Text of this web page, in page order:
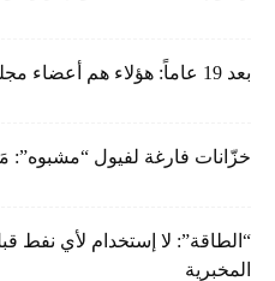
بعد 19 عاماً: هؤلاء هم أعضاء مجلس إدارة الضمان الاجتماعي
خزّانات فارغة لفيول “مشبوه”:
“الطاقة”: لا إستخدام لأي نفط
المخبرية